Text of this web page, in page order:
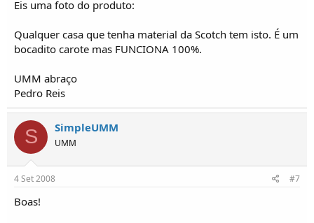
Eis uma foto do produto:
Qualquer casa que tenha material da Scotch tem isto. É um
bocadito carote mas FUNCIONA 100%.
UMM abraço
Pedro Reis
S SimpleUMM
UMM
4 Set 2008 #7
Boas!